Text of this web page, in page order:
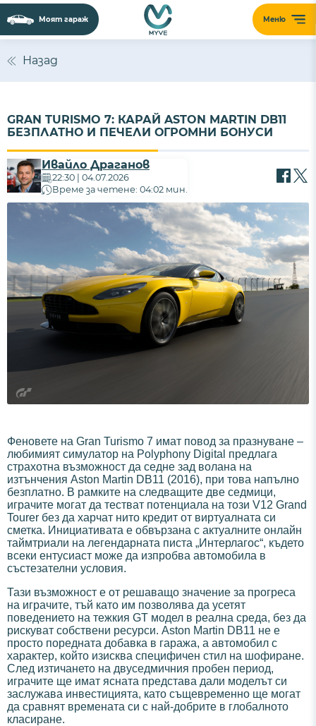
Меню
Моят гараж
Назад
GRAN TURISMO 7: КАРАЙ ASTON MARTIN DB11
БЕЗПЛАТНО И ПЕЧЕЛИ ОГРОМНИ БОНУСИ
Ивайло Драганов
22:30 | 04.07.2026
Време за четене: 04:02 мин.
Феновете на Gran Turismo 7 имат повод за празнуване –
любимият симулатор на Polyphony Digital предлага
страхотна възможност да седне зад волана на
изтънчения Aston Martin DB11 (2016), при това напълно
безплатно. В рамките на следващите две седмици,
играчите могат да тестват потенциала на този V12 Grand
Tourer без да харчат нито кредит от виртуалната си
сметка. Инициативата е обвързана с актуалните онлайн
таймтриали на легендарната писта „Интерлагос“, където
всеки ентусиаст може да изпробва автомобила в
състезателни условия.
Тази възможност е от решаващо значение за прогреса
на играчите, тъй като им позволява да усетят
поведението на тежкия GT модел в реална среда, без да
рискуват собствени ресурси. Aston Martin DB11 не е
просто поредната добавка в гаража, а автомобил с
характер, който изисква специфичен стил на шофиране.
След изтичането на двуседмичния пробен период,
играчите ще имат ясната представа дали моделът си
заслужава инвестицията, като същевременно ще могат
да сравнят времената си с най-добрите в глобалното
класиране.